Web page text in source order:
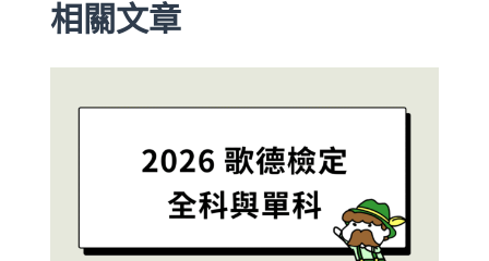
相關文章